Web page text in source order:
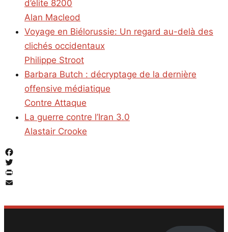
d’élite 8200
Alan Macleod
Voyage en Biélorussie: Un regard au-delà des
clichés occidentaux
Philippe Stroot
Barbara Butch : décryptage de la dernière
offensive médiatique
Contre Attaque
La guerre contre l’Iran 3.0
Alastair Crooke
Facebook
Twitter
PrintFriendly